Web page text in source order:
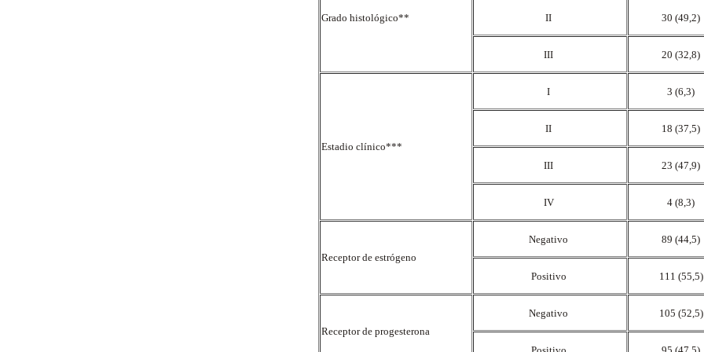
Grado histológico** II 30 (49,2)
III 20 (32,8)
Estadio clínico***
I 3 (6,3)
II 18 (37,5)
III 23 (47,9)
IV 4 (8,3)
Receptor de estrógeno
Negativo 89 (44,5)
Positivo 111
Receptor de progesterona
Negativo 105